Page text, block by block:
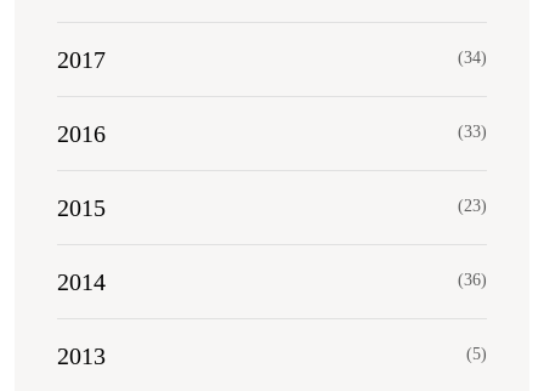
2017 (34)
2016 (33)
2015 (23)
2014 (36)
2013 (5)